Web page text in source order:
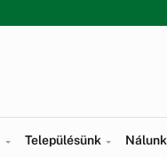
Településünk Nálunk